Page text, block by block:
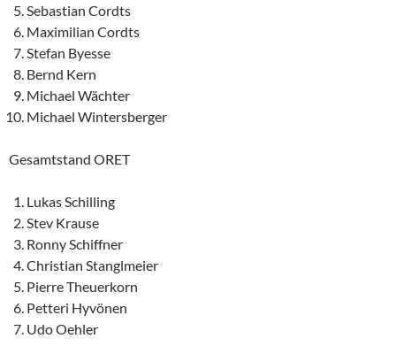
Sebastian Cordts
Maximilian Cordts
Stefan Byesse
Bernd Kern
Michael Wächter
Michael Wintersberger
Gesamtstand ORET
Lukas Schilling
Stev Krause
Ronny Schiffner
Christian Stanglmeier
Pierre Theuerkorn
Petteri Hyvönen
Udo Oehler